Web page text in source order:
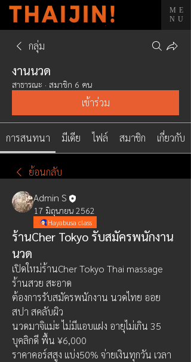
ME
NU
กลุ่ม
งานนวด
สาธารณะ · สมาชิก 6 คน
เข้าร่วม
การสนทนา มีเดีย ไฟล์ สมาชิก เกี่ยวกับ
ย้อนกลับ
Admin S
17 มิถุนายน 2562
Hayabusa class
ร้านCher Tokyo รับสมัครพนักงาน
นวด
เปิดใหม่ร้านCher Tokyo Thai massage
ร้านสวย สะอาด
ต้องการรับสมัครพนักงาน นวดไทย ออย
สปา สคลับผิว
นวดมาจิแม่ะ ไม่มีแอบแฝง อายุไม่เกิน 35
บุคลิกดี พื้น ¥6,000
ราคาคอร์สสูง แบ่ง50% จ่ายเงินทุกวัน เวลา